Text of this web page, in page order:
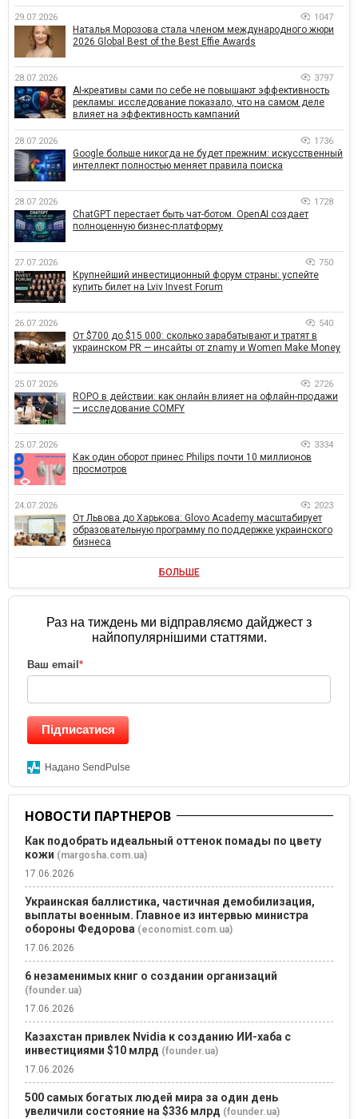
29.07.2026 1047
Наталья Морозова стала членом международного жюри
2026 Global Best of the Best Effie Awards
28.07.2026 3797
AI-креативы сами по себе не повышают эффективность
рекламы: исследование показало, что на самом деле
влияет на эффективность кампаний
28.07.2026 1736
Google больше никогда не будет прежним: искусственный
интеллект полностью меняет правила поиска
28.07.2026 1728
ChatGPT перестает быть чат-ботом. OpenAI создает
полноценную бизнес-платформу
27.07.2026 750
Крупнейший инвестиционный форум страны: успейте
купить билет на Lviv Invest Forum
26.07.2026 540
От $700 до $15 000: сколько зарабатывают и тратят в
украинском PR — инсайты от znamy и Women Make Money
25.07.2026 2726
ROPO в действии: как онлайн влияет на офлайн-продажи
— исследование COMFY
25.07.2026 3334
Как один оборот принес Philips почти 10 миллионов
просмотров
24.07.2026 2023
От Львова до Харькова: Glovo Academy масштабирует
образовательную программу по поддержке украинского
бизнеса
БОЛЬШЕ
Раз на тиждень ми відправляємо дайджест з
найпопулярнішими статтями.
Ваш email *
Підписатися
Надано SendPulse
НОВОСТИ ПАРТНЕРОВ
Как подобрать идеальный оттенок помады по цвету
кожи (margosha.com.ua)
17.06.2026
Украинская баллистика, частичная демобилизация,
выплаты военным. Главное из интервью министра
обороны Федорова (economist.com.ua)
17.06.2026
6 незаменимых книг о создании организаций
(founder.ua)
17.06.2026
Казахстан привлек Nvidia к созданию ИИ-хаба с
инвестициями $10 млрд (founder.ua)
17.06.2026
500 самых богатых людей мира за один день
увеличили состояние на $336 млрд (founder.ua)